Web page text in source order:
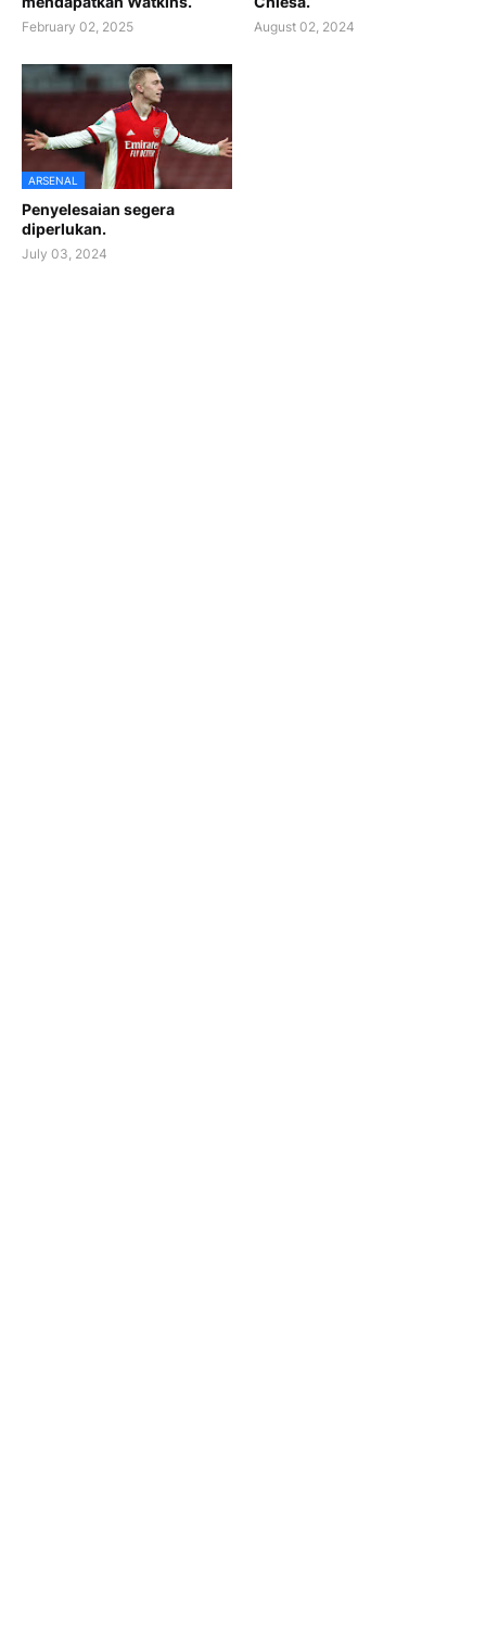
February 02, 2025 August 02, 2024
ARSENAL
Penyelesaian segera
diperlukan.
July 03, 2024